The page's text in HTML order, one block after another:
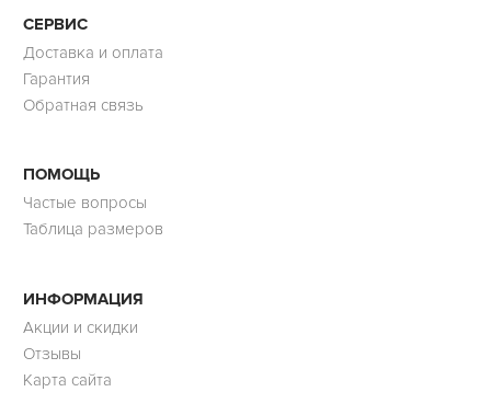
СЕРВИС
Доставка и оплата
Гарантия
Обратная связь
ПОМОЩЬ
Частые вопросы
Таблица размеров
ИНФОРМАЦИЯ
Акции и скидки
Отзывы
Карта сайта